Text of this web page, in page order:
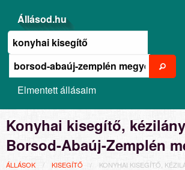
Állásod.hu
Elmentett állásaim
Konyhai kisegítő,
Borsod-Abaúj-Zemplén
ÁLLÁSOK KISEGÍTŐ KONYHAI KISEGÍTŐ,